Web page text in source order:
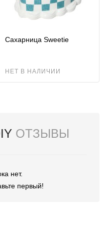
Сахарница Sweetie
НЕТ В НАЛИЧИИ
ОТЗЫВЫ
нет.
первый!